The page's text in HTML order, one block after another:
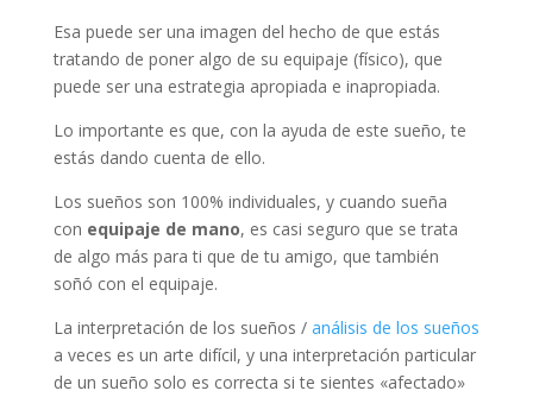
Esa puede ser una imagen del hecho de que estás
tratando de poner algo de su equipaje (físico), que
puede ser una estrategia apropiada e inapropiada.
Lo importante es que, con la ayuda de este sueño, te
estás dando cuenta de ello.
Los sueños son 100% individuales, y cuando sueña
con equipaje de mano, es casi seguro que se trata
de algo más para ti que de tu amigo, que también
soñó con el equipaje.
La interpretación de los sueños / análisis de los sueños
a veces es un arte difícil, y una interpretación particular
de un sueño solo es correcta si te sientes «afectado»